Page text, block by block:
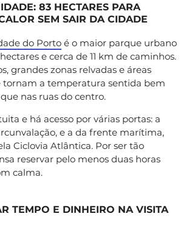
83 HECTARES PARA
SEM SAIR DA CIDADE
do Porto é o maior parque urbano
e cerca de 11 km de caminhos.
grandes zonas relvadas e áreas
tornam a temperatura sentida bem
nas ruas do centro.
e há acesso por várias portas: a
e a da frente marítima,
Ciclovia Atlântica. Por ser tão
reservar pelo menos duas horas
calma.
TEMPO E DINHEIRO NA VISITA